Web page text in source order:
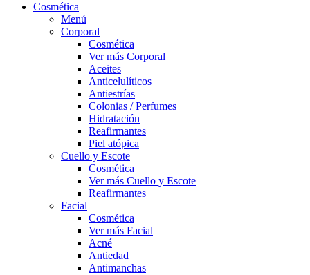
Cosmética
Menú
Corporal
Cosmética
Ver más Corporal
Aceites
Anticelulíticos
Antiestrías
Colonias / Perfumes
Hidratación
Reafirmantes
Piel atópica
Cuello y Escote
Cosmética
Ver más Cuello y Escote
Reafirmantes
Facial
Cosmética
Ver más Facial
Acné
Antiedad
Antimanchas